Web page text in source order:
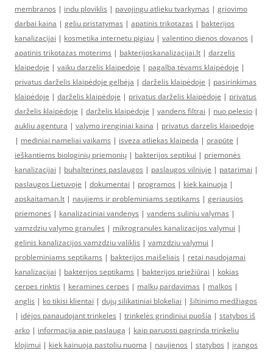
membranos | indu ploviklis | pavojingu atlieku tvarkymas | griovimo
darbai kaina | geliu pristatymas | apatinis trikotazas | bakterijos
kanalizacijai | kosmetika internetu pigiau | valentino dienos dovanos |
apatinis trikotazas moterims | bakterijoskanalizacijai.lt | darzelis
klaipedoje | vaiku darzelis klaipedoje | pagalba tėvams klaipėdoje |
privatus darželis klaipėdoje gelbėja | darželis klaipėdoje | pasirinkimas
klaipėdoje | darželis klaipėdoje | privatus darželis klaipėdoje | privatus
darželis klaipėdoje | darželis klaipėdoje | vandens filtrai | nuo pelesio |
aukliu agentura | valymo irenginiai kaina | privatus darzelis klaipedoje
| mediniai nameliai vaikams | isveza atliekas klaipeda | orapūte |
ieškantiems biologinių priemonių | bakterijos septikui | priemonės
kanalizacijai | buhalterines paslaugos | paslaugos vilniuje | patarimai |
paslaugos Lietuvoje | dokumentai | programos | kiek kainuoja |
apskaitaman.lt | naujiems ir probleminiams septikams | geriausios
priemones | kanalizaciniai vandenys | vandens suliniu valymas |
vamzdziu valymo granules | mikrogranules kanalizacijos valymui |
gelinis kanalizacijos vamzdziu valiklis | vamzdziu valymui |
probleminiams septikams | bakterijos maišeliais | retai naudojamai
kanalizacijai | bakterijos septikams | bakterijos priežiūrai | kokias
cerpes rinktis | keramines cerpes | malkų pardavimas | malkos |
anglis | ko tikisi klientai | dujų silikatiniai blokeliai | šiltinimo medžiagos
| idėjos panaudojant trinkeles | trinkelės grindiniui puošia | statybos iš
arko | informacija apie paslaugą | kaip paruosti pagrinda trinkeliu
klojimui | kiek kainuoja pastoliu nuoma | naujienos | statybos | įrangos